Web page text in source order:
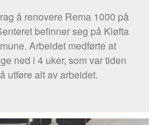
å renovere Rema 1000 på
befinner seg på Kløfta
Arbeidet medførte at
ned i 4 uker, som var tiden
utføre alt av arbeidet.